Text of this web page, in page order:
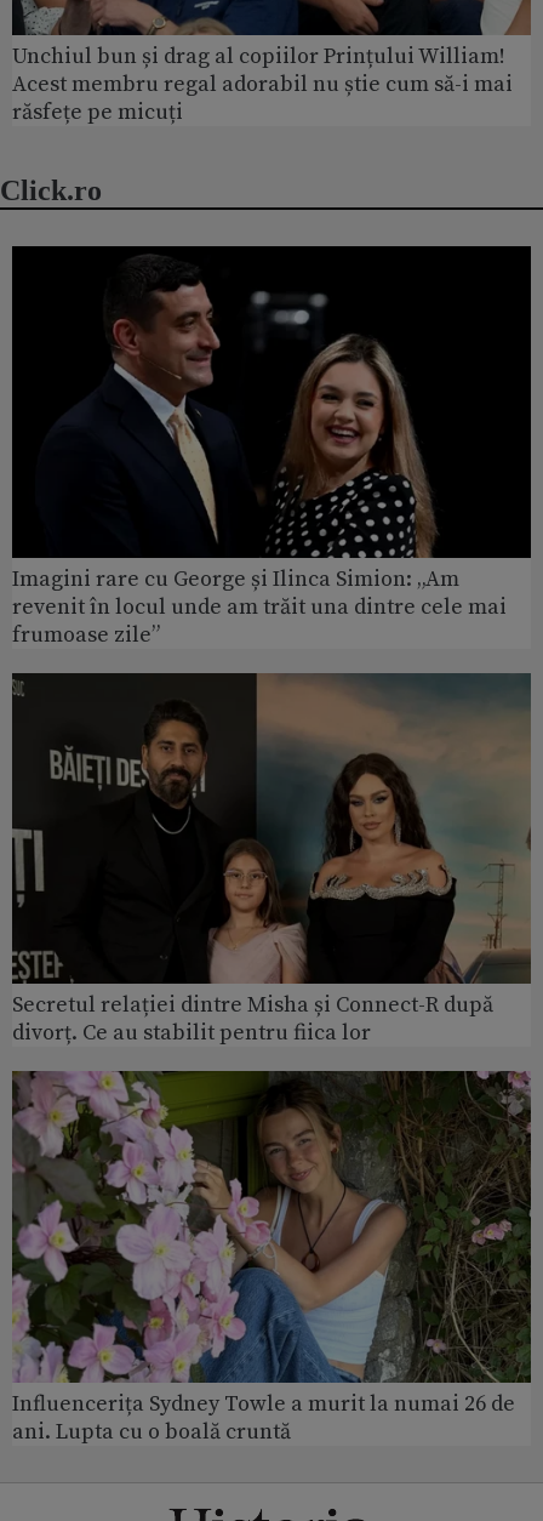
Unchiul bun și drag al copiilor Prințului William!
Acest membru regal adorabil nu știe cum să-i mai
răsfețe pe micuți
Click.ro
Imagini rare cu George și Ilinca Simion: „Am
revenit în locul unde am trăit una dintre cele mai
frumoase zile”
Secretul relației dintre Misha și Connect-R după
divorț. Ce au stabilit pentru fiica lor
Influencerița Sydney Towle a murit la numai 26 de
ani. Lupta cu o boală cruntă